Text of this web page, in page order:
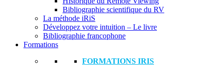
Bibliographie scientifique du RV
La méthode iRiS
Développez votre intuition – Le livre
Bibliographie francophone
Formations
FORMATIONS IRIS